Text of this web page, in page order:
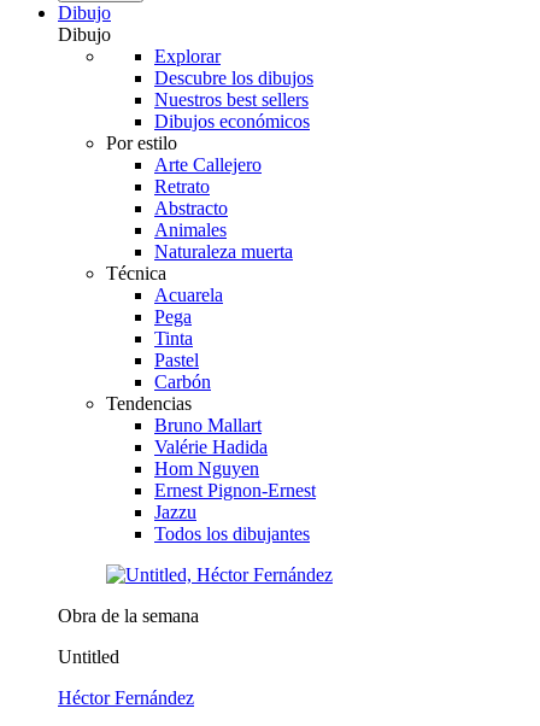
Dibujo
Dibujo
Explorar
Descubre los dibujos
Nuestros best sellers
Dibujos económicos
Por estilo
Arte Callejero
Retrato
Abstracto
Animales
Naturaleza muerta
Técnica
Acuarela
Pega
Tinta
Pastel
Carbón
Tendencias
Bruno Mallart
Valérie Hadida
Hom Nguyen
Ernest Pignon-Ernest
Jazzu
Todos los dibujantes
Obra de la semana
Untitled
Héctor Fernández